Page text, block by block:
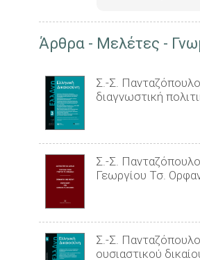
Άρθρα - Μελέτες -
Σ.-Σ.
διαγνωστική
Σ.-Σ.
Γεωργίου Τσ.
Σ.-Σ.
ουσιαστικού